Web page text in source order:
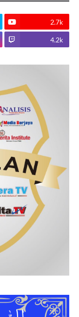
2.7k
4.2k